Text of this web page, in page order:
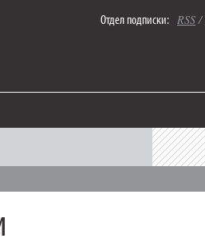
Отдел подписки: RSS/